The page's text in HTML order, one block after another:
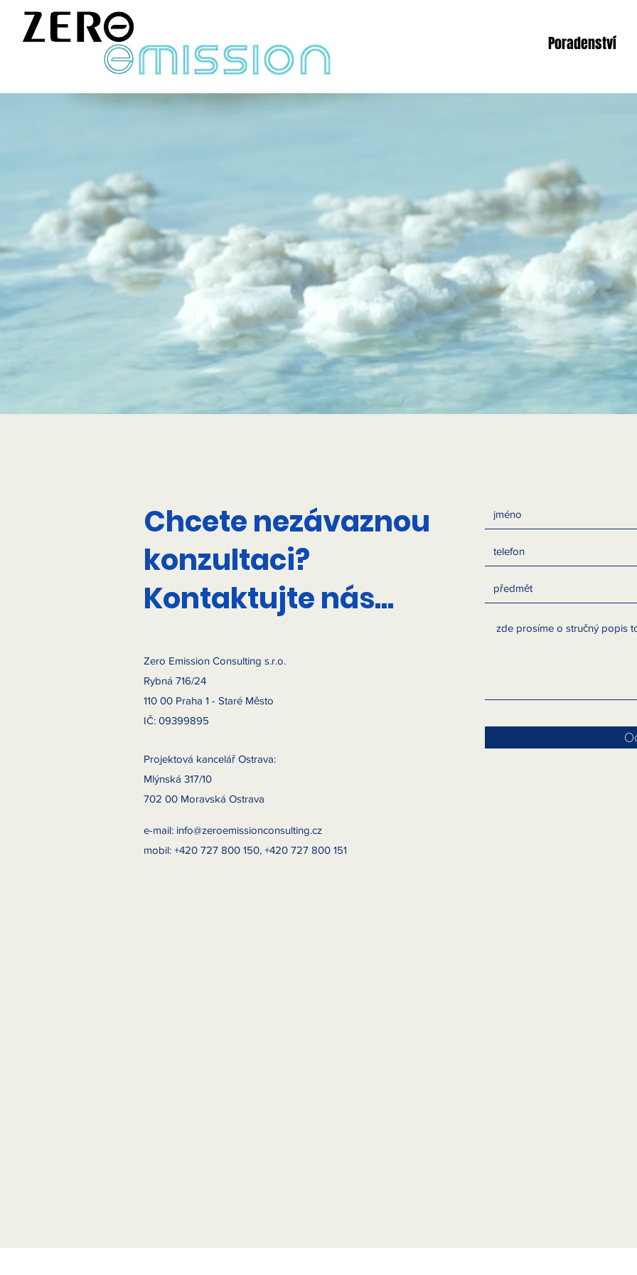
Poradenství
Chcete nezávaznou
konzultaci?
Kontaktujte nás...
Zero Emission Consulting s.r.o.
Rybná 716/24
110 00 Praha 1 - Staré Město
IČ: 09399895
Projektová kancelář Ostrava:
Mlýnská 317/10
702 00 Moravská Ostrava
e-mail: info@zeroemissionconsulting.cz
mobil: +420 727 800 150, +420 727 800 151